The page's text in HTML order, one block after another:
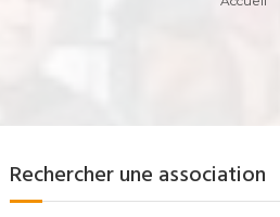
Rechercher une association